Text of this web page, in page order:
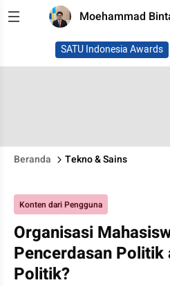
Moehammad
SATU Indonesia Awards
Beranda Tekno & Sains
Konten dari Pengguna
Organisasi
Pencerdasan Politik
Politik?